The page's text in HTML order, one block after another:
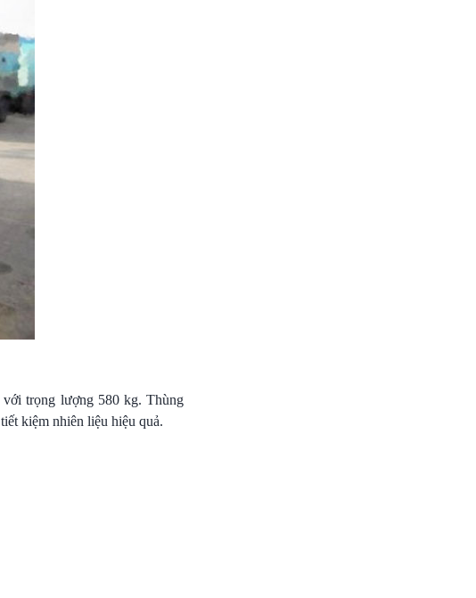
trọng lượng 580 kg. Thùng
kiệm nhiên liệu hiệu quả.